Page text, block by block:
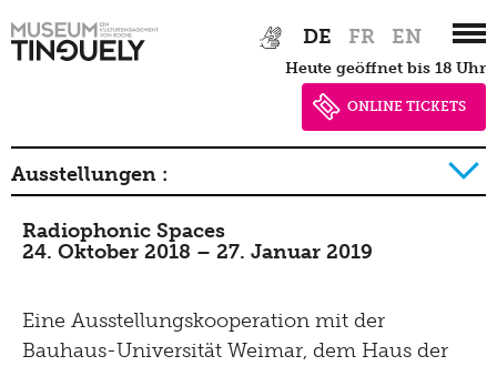
Hauptnavigation
to
DE FR EN
heute geöffnet bis 18 Uhr
ONLINE TICKETS
Ausstellungen :
2026
2025
2024
2023
Radiophonic Spaces
24. Oktober 2018 – 27. Januar 2019
Eine Ausstellungskooperation mit der
Bauhaus-Universität Weimar, dem Haus der